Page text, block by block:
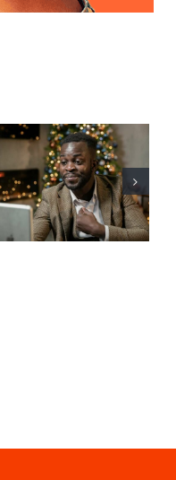
Cómo
ocultar
seguidores
en LinkedIn
para
preservar la